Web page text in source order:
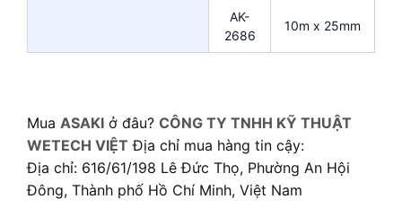
AK-
2686
10m x 25mm
Mua ASAKI ở đâu? CÔNG TY TNHH KỸ THUẬT
WETECH VIỆT Địa chỉ mua hàng tin cậy:
Địa chỉ: 616/61/198 Lê Đức Thọ, Phường An Hội
Đông, Thành phố Hồ Chí Minh, Việt Nam